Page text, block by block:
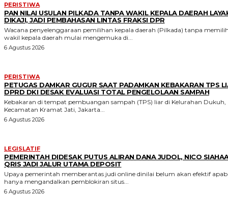
PERISTIWA
PAN NILAI USULAN PILKADA TANPA WAKIL KEPALA DAERAH
DIKAJI, JADI PEMBAHASAN LINTAS FRAKSI DPR
Wacana penyelenggaraan pemilihan kepala daerah (Pilkada) tanpa
wakil kepala daerah mulai mengemuka di...
6 Agustus 2026
PERISTIWA
PETUGAS DAMKAR GUGUR SAAT PADAMKAN KEBAKARAN TPS
DPRD DKI DESAK EVALUASI TOTAL PENGELOLAAN SAMPAH
Kebakaran di tempat pembuangan sampah (TPS) liar di Kelurahan Dukuh,
Kecamatan Kramat Jati, Jakarta...
6 Agustus 2026
LEGISLATIF
PEMERINTAH DIDESAK PUTUS ALIRAN DANA JUDOL, NICO
QRIS JADI JALUR UTAMA DEPOSIT
Upaya pemerintah memberantas judi online dinilai belum akan efektif
hanya mengandalkan pemblokiran situs...
6 Agustus 2026